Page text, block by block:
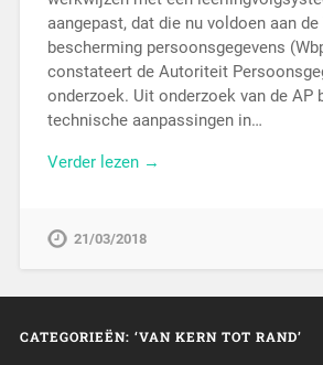
aangepast, dat die nu voldoen aan de
bescherming persoonsgegevens
constateert de Autoriteit
onderzoek. Uit onderzoek van de AP
technische aanpassingen in…
Verder lezen →
21/03/2018
CATEGORIEËN: ‘VAN KERN TOT RAND’